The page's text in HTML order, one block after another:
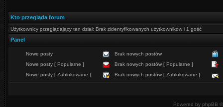
Kto przegląda forum
Użytkownicy przeglądający ten dział: Brak zidentyfikowanych użytkowników i 1 gość
Panel
Nowe posty
Brak nowych postów
Nowe posty [ Popularne ]
Brak nowych postów [ Popularne ]
Nowe posty [ Zablokowane ]
Brak nowych postów [ Zablokowane ]
Powered by phpBB